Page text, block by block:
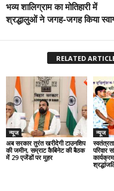
भव्य शालिग्राम का मोतिहारी में
श्रद्धालुओं ने जगह-जगह किया
RELATED
न्यूज
अब सरकार तुरंत खरीदेगी टाउनशिप
की जमीन, सम्राट कैबिनेट की बैठक
में 29 एजेंडों पर मुहर
न्यूज
स्वतंत्रता
परिवार